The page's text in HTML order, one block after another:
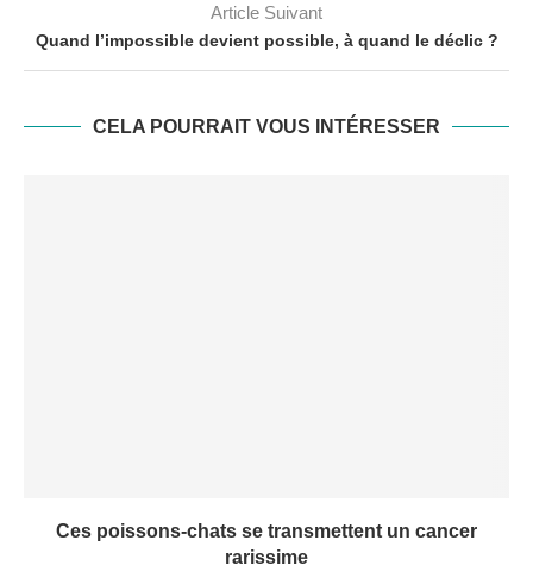
Article Suivant
Quand l’impossible devient possible, à quand le déclic ?
CELA POURRAIT VOUS INTÉRESSER
Ces poissons-chats se transmettent un cancer
rarissime